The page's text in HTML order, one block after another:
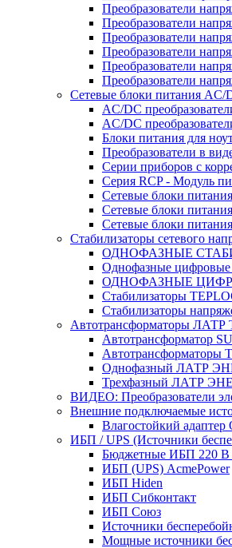
Преобразователи
Преобразователи
Преобразователи
Преобразователи
Преобразователи
Преобразователи
Сетевые блоки питания AC/
AC/DC
AC/DC
Блоки питания для
Преобразователи в
Серии приборов с
Серия RCP - Модуль
Сетевые блоки
Сетевые блоки
Сетевые блоки
Стабилизаторы сетевого
ОДНОФАЗНЫЕ
Однофазные цифровые
ОДНОФАЗНЫЕ
Стабилизаторы
Стабилизаторы
Автотрансформаторы ЛАТР
Автотрансформатор
Автотрансформаторы
Однофазный ЛАТР
Трехфазный ЛАТР
ВИДЕО: Преобразователи
Внешние подключаемые
Влагостойкий
ИБП / UPS (Источники
Бюджетные ИБП 220 В
ИБП (UPS) AcmePower
ИБП Hiden
ИБП Сибконтакт
ИБП Союз
Источники
Мощные источники